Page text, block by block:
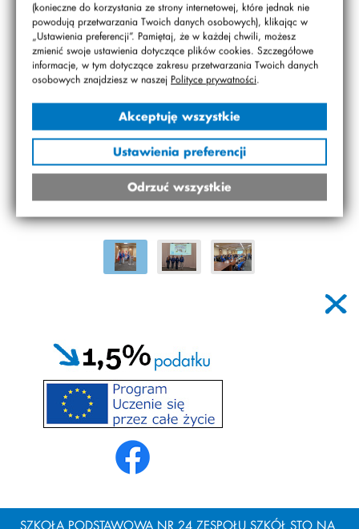
(konieczne do korzystania ze strony internetowej, które jednak nie
powodują przetwarzania Twoich danych osobowych), klikając w
„Ustawienia preferencji”. Pamiętaj, że w każdej chwili, możesz
zmienić swoje ustawienia dotyczące plików cookies. Szczegółowe
informacje, w tym dotyczące zakresu przetwarzania Twoich danych
osobowych znajdziesz w naszej Polityce prywatności.
Akceptuję wszystkie
Ustawienia preferencji
Odrzuć wszystkie
SZKOŁA PODSTAWOWA NR 24 ZESPOŁU SZKÓŁ STO NA